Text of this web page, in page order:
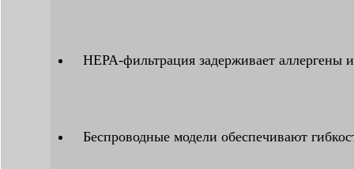
HEPA-фильтрация задерживает аллергены
Беспроводные модели обеспечивают